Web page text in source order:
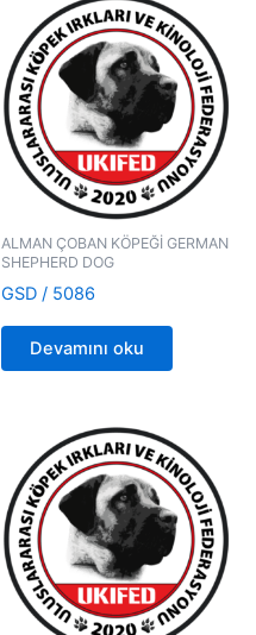
ALMAN ÇOBAN KÖPEĞİ GERMAN
SHEPHERD DOG
GSD / 5086
Devamını oku